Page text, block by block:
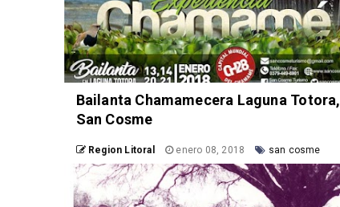
Bailanta Chamamecera Laguna Totora,
San Cosme
Region Litoral enero 08, 2018 san cosme